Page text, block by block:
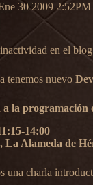
30 2009 2:52PM
en el
tenemos nuevo
la programación
14:00
Alameda de
una charla